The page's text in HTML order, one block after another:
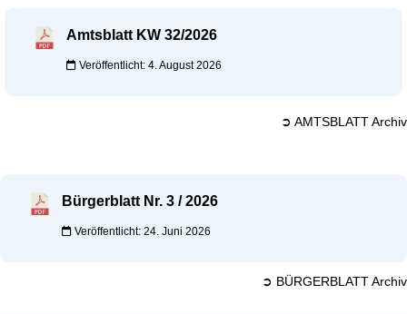
Amtsblatt KW 32/2026
Veröffentlicht: 4. August 2026
➲ AMTSBLATT Archiv
Bürgerblatt Nr. 3 / 2026
Veröffentlicht: 24. Juni 2026
➲ BÜRGERBLATT Archiv